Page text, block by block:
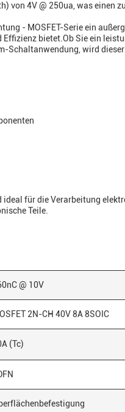
von 4V @ 250ua, was
- MOSFET-Serie ein
bietet.Ob Sie ein
Schaltanwendung, wird
für die Verarbeitung
Teile.
@ 10V
2N-CH 40V 8A 8SOIC
(Tc)